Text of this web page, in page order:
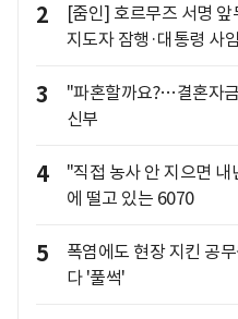
2
[줌인] 호르무즈 서명
지도자 잠행·대통령 사
3
"파혼할까요?…결혼자
신부
4
"직접 농사 안 지으면
에 떨고 있는 6070
5
폭염에도 현장 지킨 공
다 '풀썩'